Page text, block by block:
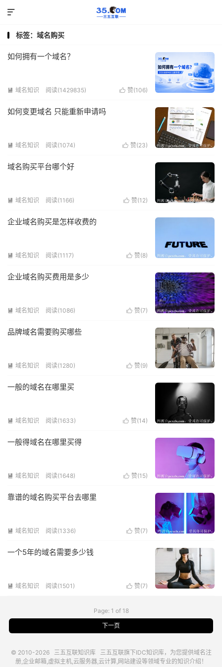

标签：域名购买
如何拥有一个域名？
 域名知识 阅读(1429835)  赞(106)
如何变更域名 只能重新申请吗
 域名知识 阅读(1074)  赞(23)
域名购买平台哪个好
 域名知识 阅读(1166)  赞(12)
企业域名购买是怎样收费的
 域名知识 阅读(1117)  赞(8)
企业域名购买费用是多少
 域名知识 阅读(1086)  赞(7)
品牌域名需要购买哪些
 域名知识 阅读(1280)  赞(9)
一般的域名在哪里买
 域名知识 阅读(1633)  赞(14)
一般得域名在哪里买得
 域名知识 阅读(1648)  赞(15)
靠谱的域名购买平台去哪里
 域名知识 阅读(1336)  赞(7)
一个5年的域名需要多少钱
 域名知识 阅读(1501)  赞(7)
Page: 1 of 18
下一页
© 2010-2026 三五互联知识库 三五互联旗下IDC知识库，为您提供域名注
册,企业邮箱,虚拟主机,云服务器,云计算,网站建设等领域专业的知识介绍！